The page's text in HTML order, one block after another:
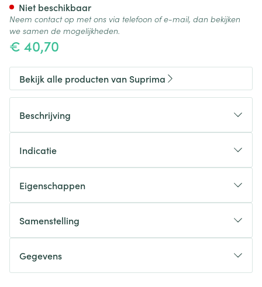
€ 40,70
Niet beschikbaar
Neem contact op met ons via telefoon of e-mail, dan bekijken
we samen de mogelijkheden.
Bekijk alle producten van Suprima
Beschrijving
Indicatie
Eigenschappen
Ideaal voor verzorging van liggende patiënten
(eenvoudig aan/uit te doen – spaart verpleegtijd)
drogere huid
Sluiting
Samenstelling
Gegevens